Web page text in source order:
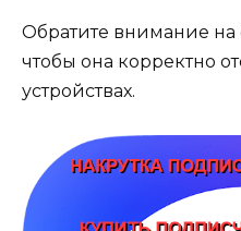
Обратите внимание на
чтобы она корректно
устройствах.